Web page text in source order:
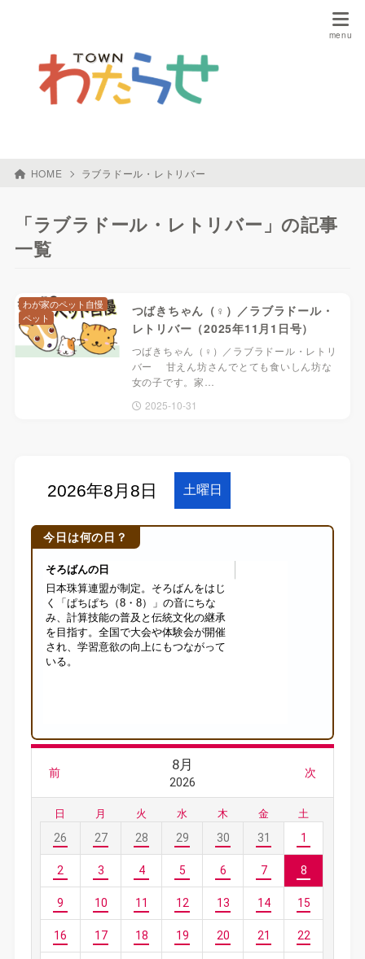
HOME ラブラドール・レトリバー
「ラブラドール・レトリバー」の記事
一覧
つばきちゃん（♀）／ラブラドール・
レトリバー（2025年11月1日号）
つばきちゃん（♀）／ラブラドール・レトリ
バー 甘えん坊さんでとても食いしん坊な
女の子です。家…
2025-10-31
わが家のペット自慢
ペット
今日は何の日？